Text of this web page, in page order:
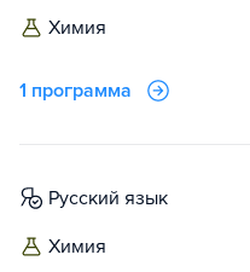
химия
1 программа
русский язык
химия